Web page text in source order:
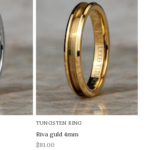
TUNGSTEN RING
Riva guld 4mm
REA-pris
$81.00